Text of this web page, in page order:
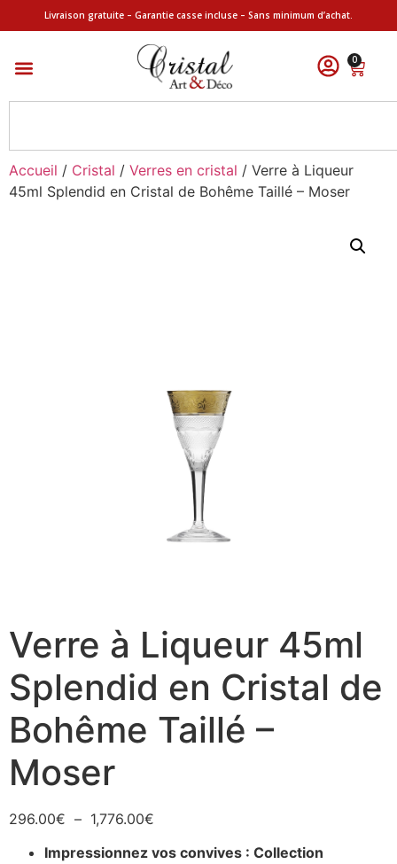
Livraison gratuite – Garantie casse incluse – Sans minimum d’achat.
0
Accueil / Cristal / Verres en cristal / Verre à Liqueur
45ml Splendid en Cristal de Bohême Taillé – Moser
Verre à Liqueur 45ml
Splendid en Cristal de
Bohême Taillé –
Moser
296.00€ – 1,776.00€
Impressionnez vos convives : Collection